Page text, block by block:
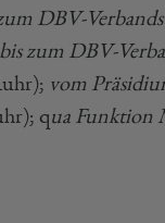
DBV-
zum DBV-
vom
qua Funktion